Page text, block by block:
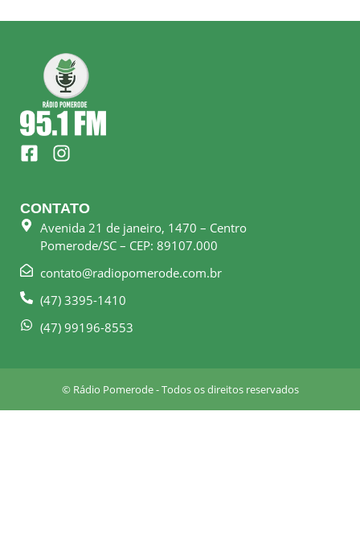
F
a
e
b
o
k
s
q
a
I
n
t
a
g
r
a
m
CONTATO
Avenida 21 de janeiro, 1470 – Centro
Pomerode/SC – CEP: 89107.000
contato@radiopomerode.com.br
(47) 3395-1410
(47) 99196-8553
© Rádio Pomerode - Todos os direitos reservados